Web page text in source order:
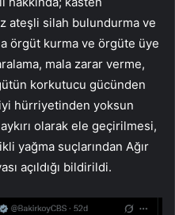
ateşli silah bulundurma ve
örgüt kurma ve örgüte üye
mala zarar verme,
korkutucu gücünden
hürriyetinden yoksun
olarak ele geçirilmesi,
yağma suçlarından Ağır
açıldığı bildirildi.